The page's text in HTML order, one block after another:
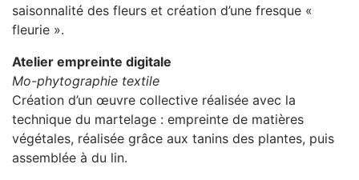
saisonnalité des fleurs et création d’une fresque «
fleurie ».
Atelier empreinte digitale
Mo-phytographie textile
Création d’un œuvre collective réalisée avec la
technique du martelage : empreinte de matières
végétales, réalisée grâce aux tanins des plantes, puis
assemblée à du lin.